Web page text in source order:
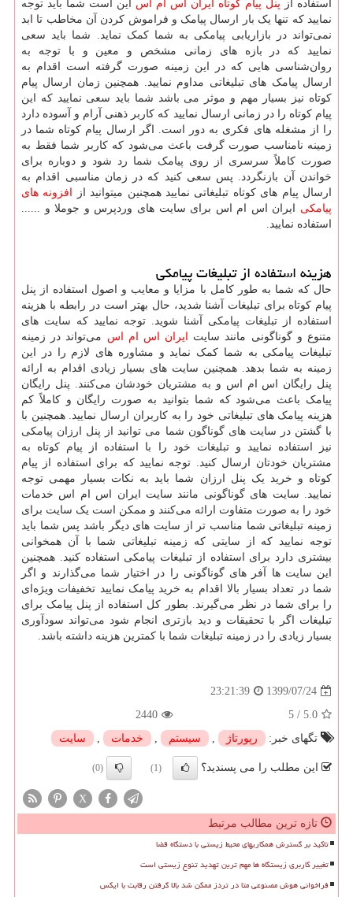
استفاده از پنل پیام کوتاه ایران اس ام اس این است شما باید توجه
نمایید که تنها یک بار ارسال پیامک و فراموش کردن آن مخاطب تا ابد
نمی‌تواند در بازاریابی پیامکی به شما کمک نماید. شما باید سعی
نمایید که در بازه‌ های زمانی مشخص و معین و با توجه به
روان‌شناسی هایی که در این زمینه صورت گرفته است اقدام به
ارسال پیامک ‌های تبلیغاتی مداوم نمایید‌‌. همچنین زمان ارسال پیام
کوتاه نیز بسیار مهم و موثر می باشد شما باید سعی نمایید که این
پیام کوتاه را در زمانی ارسال نمایید که کاربر ذهنی آرام و آسوده دارد
را از مشغله‌ های فکری به دور است. اگر ارسال پیام کوتاه شما در
زمینه نامناسب صورت گرفت باعث می‌شود که کاربر شما فقط به
صورت کاملاً سرسری از روی پیامک شما رد شود و دوباره برای
خواندن آن بازنگردد‌. پس سعی کنید که در زمان مناسبی اقدام به
ارسال پیام ‌های کوتاه تبلیغاتی نمایید همچنین میتوانید از افزونه های
پیامکی ایران اس ام اس برای سایت های وردپرس و جوملا و ......
استفاده نمایید.
هزینه استفاده از تبلیغات پیامکی
حال که شما به طور کامل با مزایا و معایب و اصول استفاده از پنل
پیام کوتاه برای تبلیغات آشنا شدید، حال بهتر است در رابطه با هزینه
استفاده از تبلیغات پیامکی آشنا شوید. توجه نمایید که سایت‌ های
متنوع و گوناگونی مانند سایت ایران اس ام اس می‌تواند در زمینه
تبلیغات پیامکی به شما کمک نماید و مشاوره‌ های لازم را در این
زمینه به شما بدهد. همچنین سایت های بسیار زیادی اقدام به ارائه
پنل رایگان اس ام اس و به مشتریان خودشان می‌کنند‌. پنل رایگان
پیامک باعث می‌شود که شما بتوانید به صورت رایگان و کاملاً کم‌
هزینه پیامک ‌های تبلیغاتی خود را به کاربران ارسال نمایید. همچنین با
با گشتن در سایت ‌های گوناگون شما می توانید از پنل ارزان پیامکی
نیز استفاده نمایید و تبلیغات خود را با استفاده از پیام کوتاه به
مشتریان خودتان ارسال کنید. توجه نمایید که برای استفاده از پیام
کوتاه و خرید یک پنل ارزان شما باید به نکات بسیار مهمی توجه
نمایید. سایت‌ های گوناگونی مانند سایت ایران اس ام اس خدمات
خود را به صورت متفاوت ارائه می‌کنند و ممکن است یک سایت برای
زمینه تبلیغاتی شما مناسب ‌تر از سایت های دیگر باشد پس شما باید
توجه نمایید که از سایتی که زمینه تبلیغاتی شما با آن همخوانی
بیشتری دارد برای استفاده از تبلیغات پیامکی استفاده کنید. همچنین
این سایت‌ ها آفر های گوناگونی را در اختیار شما می‌گذارند و اگر
شما در تعداد بسیار بالا اقدام به خرید پیامک نمایید تخفیفات ویژه‌ای
را برای شما در نظر می‌گیرند. بطور کل استفاده از پنل پیامک برای
تبلیغات اگر با تحقیقات و دید بازتری انجام شود می‌تواند سودآوری
بسیار زیادی را در زمینه تبلیغات شما با کمترین هزینه داشته باشد.
1399/07/24
23:21:39
5.0
/
5
2440
تگهای خبر:
رپورتاژ , سیستم , خدمات , سایت
این مطلب را می پسندید؟ (1)
(0)
X
تازه ترین مطالب مرتبط
تاکید بر گسترش همکاریهای محیط زیستی با دستگاه قضا
تغییر کاربری زیستگاه ها مهم ترین تهدید تنوع زیستی است
فراخوانی هوش مصنوعی متا در تردز ممکن شد بالا گرفتن رقابت با ایکس